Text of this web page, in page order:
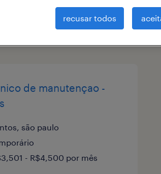
de manutençao -
são paulo
- R$4,500 por mês
recusar todos